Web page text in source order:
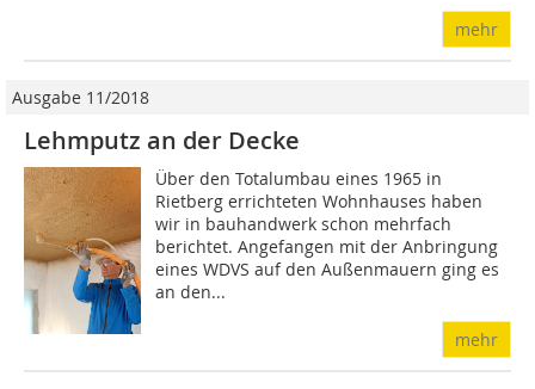
mehr
Ausgabe 11/2018
Lehmputz an der Decke
Über den Totalumbau eines 1965 in
Rietberg errichteten Wohnhauses haben
wir in bauhandwerk schon mehrfach
berichtet. Angefangen mit der Anbringung
eines WDVS auf den Außenmauern ging es
an den...
mehr